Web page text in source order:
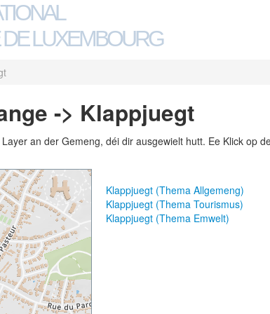
LUXEMBOURG
-> Klappjuegt
an der Gemeng, déi dir ausgewielt hutt. Ee Klick op
Klappjuegt (Thema Allgemeng)
Klappjuegt (Thema Tourismus)
Klappjuegt (Thema Emwelt)